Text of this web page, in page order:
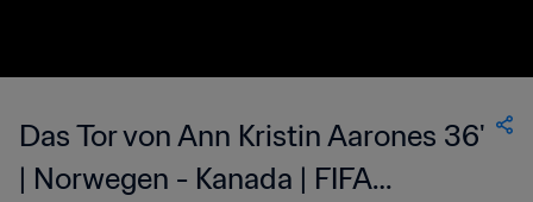
Das Tor von Ann Kristin Aarones 36'
| Norwegen - Kanada | FIFA